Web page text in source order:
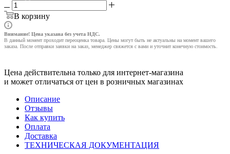
В корзину
Внимание! Цена указана без учета НДС.
В данный момент проходит переоценка товара. Цены могут быть не актуальны на момент вашего
заказа. После отправки заявки на заказ, менеджер свяжется с вами и уточнит конечную стоимость.
Цена действительна только для интернет-магазина
и может отличаться от цен в розничных магазинах
Описание
Отзывы
Как купить
Оплата
Доставка
ТЕХНИЧЕСКАЯ ДОКУМЕНТАЦИЯ